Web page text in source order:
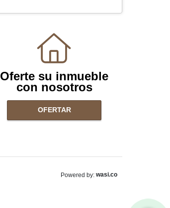
Oferte su inmueble
con nosotros
OFERTAR
Powered by: wasi.co